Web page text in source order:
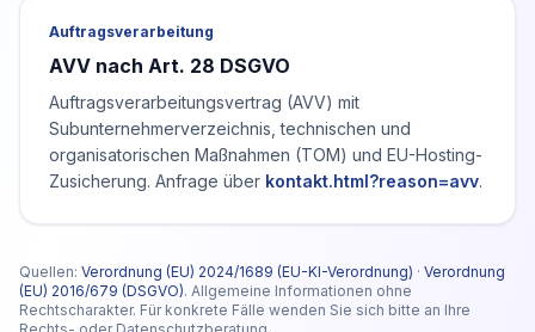
Auftragsverarbeitung
AVV nach Art. 28 DSGVO
Auftragsverarbeitungsvertrag (AVV) mit
Subunternehmerverzeichnis, technischen und
organisatorischen Maßnahmen (TOM) und EU-Hosting-
Zusicherung. Anfrage über kontakt.html?reason=avv.
Quellen: Verordnung (EU) 2024/1689 (EU-KI-Verordnung) · Verordnung
(EU) 2016/679 (DSGVO). Allgemeine Informationen ohne
Rechtscharakter. Für konkrete Fälle wenden Sie sich bitte an Ihre